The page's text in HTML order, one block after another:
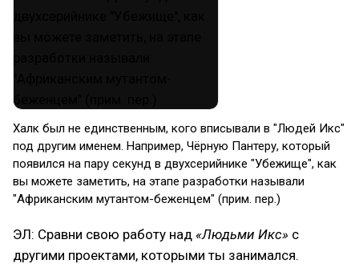
Халк был не единственным, кого вписывали в "Людей Икс"
под другим именем. Например, Чёрную Пантеру, который
появился на пару секунд в двухсерийнике "Убежище", как
вы можете заметить, на этапе разработки называли
"Африканским мутантом-беженцем" (прим. пер.)
ЭЛ: Сравни свою работу над «Людьми Икс» с
другими проектами, которыми ты занимался.